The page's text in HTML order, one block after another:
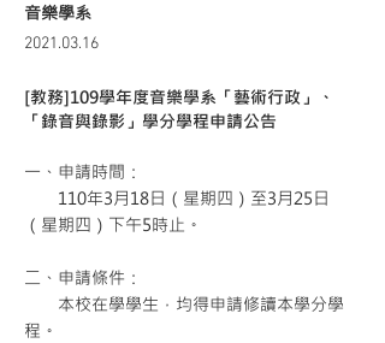
音樂學系
2021.03.16
[教務]109學年度音樂學系「藝術行政」、
「錄音與錄影」學分學程申請公告
一、申請時間：
110年3月18日（星期四）至3月25日
（星期四）下午5時止。
二、申請條件：
本校在學學生，均得申請修讀本學分學
程。